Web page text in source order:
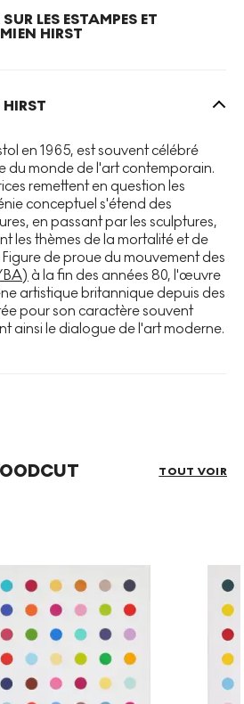
les peintures à points. Cela faisait
l'artiste visant à créer des œuvres
faire de plus. J'ai soudainement
C'était juste une façon d'ancrer
série est représentative des
certaines des œuvres
de Hirst. Il existe plus de 1000
de 1986 à 2011.
LES ESTAMPES ET
HIRST
en 1965, est souvent célébré
du monde de l'art contemporain.
remettent en question les
conceptuel s'étend des
en passant par les sculptures,
les thèmes de la mortalité et de
de proue du mouvement des
à la fin des années 80, l'œuvre
artistique britannique depuis des
pour son caractère souvent
ainsi le dialogue de l'art moderne.
TOUT VOIR